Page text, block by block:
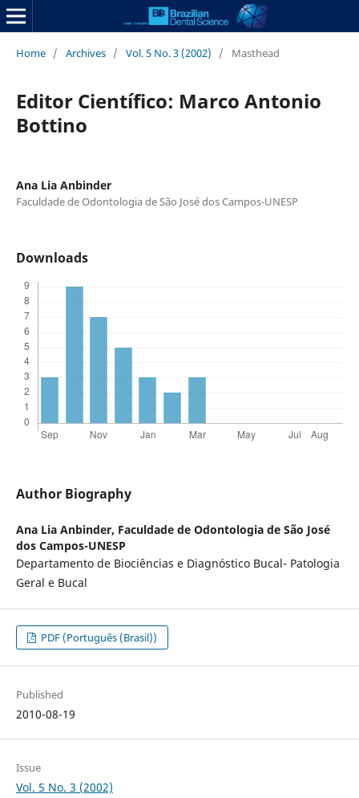
Home / Archives / Vol. 5 No. 3 (2002) / Masthead
Editor Científico: Marco Antonio
Bottino
Ana Lia Anbinder
Faculdade de Odontologia de São José dos Campos-UNESP
Downloads
Author Biography
Ana Lia Anbinder, Faculdade de Odontologia de São José
dos Campos-UNESP
Departamento de Biociências e Diagnóstico Bucal- Patologia
Geral e Bucal
PDF (Português (Brasil))
Published
2010-08-19
Issue
Vol. 5 No. 3 (2002)